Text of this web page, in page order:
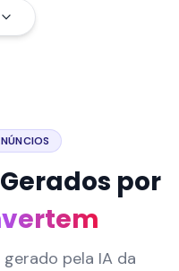
por
pela IA da